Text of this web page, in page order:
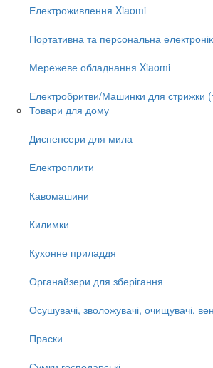
Електроживлення Xiaomi
Портативна та персональна
Мережеве обладнання Xiaomi
Електробритви/Машинки для стрижки
Товари для дому
Диспенсери для мила
Електроплити
Кавомашини
Килимки
Кухонне приладдя
Органайзери для зберігання
Осушувачі, зволожувачі, очищувачі,
Праски